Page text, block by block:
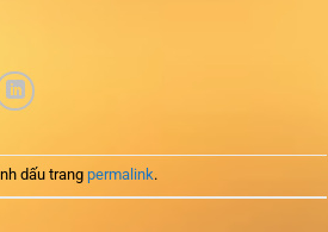
dấu trangpermalink.